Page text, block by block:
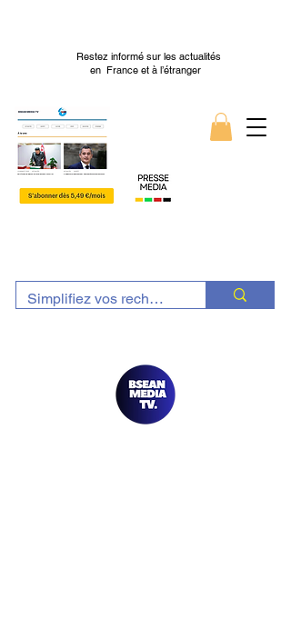
Restez informé sur les actualités
en France et à l’étranger